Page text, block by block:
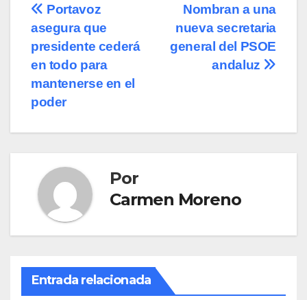
Navegación
de
entradas
Nombran a una
nueva secretaria
general del PSOE
andaluz
Portavoz
asegura que
presidente cederá
en todo para
mantenerse en el
poder
Por
Carmen Moreno
Entrada relacionada